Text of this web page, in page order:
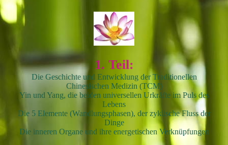
1. Teil:
Die Geschichte und Entwicklung der Traditionellen
Chinesischen Medizin (TCM)
Yin und Yang, die beiden universellen Urkräfte im Puls des
Lebens
Die 5 Elemente (Wandlungsphasen), der zyklische Fluss der
Dinge
Die inneren Organe und ihre energetischen Verknüpfungen